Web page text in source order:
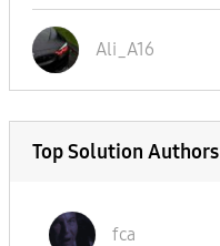
Ali_A16
Top Solution Authors
fca